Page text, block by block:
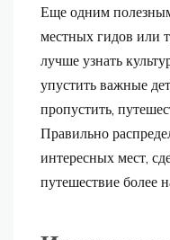
Еще одним
местных гидов или
лучше узнать
упустить важные
пропустить,
Правильно
интересных мест,
путешествие более